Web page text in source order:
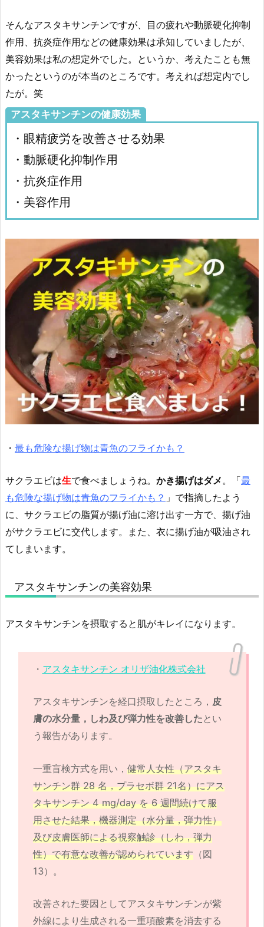
そんなアスタキサンチンですが、目の疲れや動脈硬化抑制
作用、抗炎症作用などの健康効果は承知していましたが、
美容効果は私の想定外でした。というか、考えたことも無
かったというのが本当のところです。考えれば想定内でし
たが。笑
アスタキサンチンの健康効果
・眼精疲労を改善させる効果
・動脈硬化抑制作用
・抗炎症作用
・美容作用
・ 最も危険な揚げ物は青魚のフライかも？
サクラエビは生で食べましょうね。 かき揚げはダメ。「最
も危険な揚げ物は青魚のフライかも？ 」で指摘したよう
に、サクラエビの脂質が揚げ油に溶け出す一方で、揚げ油
がサクラエビに交代します。また、衣に揚げ油が吸油され
てしまいます。
アスタキサンチンの美容効果
アスタキサンチンを摂取すると肌がキレイになります。
・ アスタキサンチン オリザ油化株式会社
アスタキサンチンを経口摂取したところ， 皮
膚の水分量，しわ及び弾力性を改善した とい
う報告があります。
一重盲検方式を用い， 健常人女性（アスタキ
サンチン群 28 名，プラセボ群 21名）にアス
タキサンチン 4 mg/day を 6 週間続けて服
用させた結果，機器測定（水分量，弾力性）
及び皮膚医師による視察触診（しわ，弾力
性）で有意な改善が認められています（図
13）。
改善された要因としてアスタキサンチンが紫
外線により生成される一重項酸素を消去する